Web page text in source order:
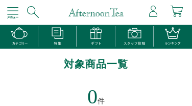
対象商品一覧
0件